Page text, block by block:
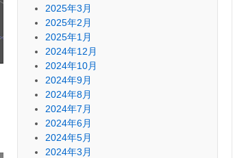
2025年3月
2025年2月
2025年1月
2024年12月
2024年10月
2024年9月
2024年8月
2024年7月
2024年6月
2024年5月
2024年3月